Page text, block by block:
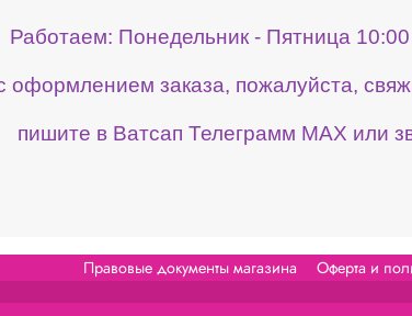
Работаем: Понедельник - Пятница
оформлением заказа, пожалуйста,
пишите в Ватсап Телеграмм МАХ или
Правовые документы магазина Оферта и